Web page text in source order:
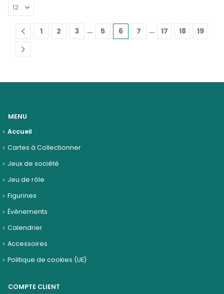
1 2 3 … 5 6 7 … 17 18 19
MENU
Accueil
Cartes à Collectionner
Jeux de société
Jeu de rôle
Figurines
Évènements
Calendrier
Accessoires
Politique de cookies (UE)
COMPTE CLIENT